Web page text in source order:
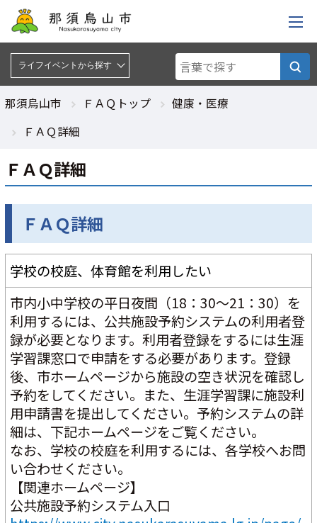
ライフイベントから探す :
ライフイベントから探す
那須烏山市 ＦＡＱトップ
健康・医療
ＦＡＱ詳細
ＦＡＱ詳細
ＦＡＱ詳細
学校の校庭、体育館を利用したい
市内小中学校の平日夜間（18：30～21：30）を
利用するには、公共施設予約システムの利用者登
録が必要となります。利用者登録をするには生涯
学習課窓口で申請をする必要があります。登録
後、市ホームページから施設の空き状況を確認し
予約をしてください。また、生涯学習課に施設利
用申請書を提出してください。予約システムの詳
細は、下記ホームページをご覧ください。
なお、学校の校庭を利用するには、各学校へお問
い合わせください。
【関連ホームページ】
公共施設予約システム入口